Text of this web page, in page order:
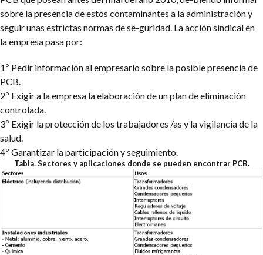
sobre la presencia de estos contaminantes a la administración y
seguir unas estrictas normas de se-guridad. La acción sindical en
la empresa pasa por:
1º Pedir información al empresario sobre la posible presencia de
PCB.
2º Exigir a la empresa la elaboración de un plan de eliminación
controlada.
3º Exigir la protección de los trabajadores /as y la vigilancia de la
salud.
4º Garantizar la participación y seguimiento.
Tabla. Sectores y aplicaciones donde se pueden encontrar PCB.